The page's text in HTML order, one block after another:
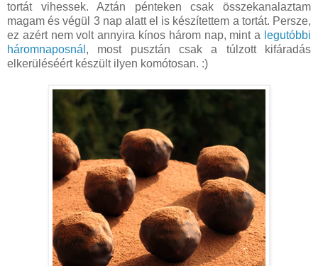
tortát vihessek. Aztán pénteken csak összekanalaztam
magam és végül 3 nap alatt el is készítettem a tortát. Persze,
ez azért nem volt annyira kínos három nap, mint a legutóbbi
háromnaposnál , most pusztán csak a túlzott kifáradás
elkerüléséért készült ilyen komótosan. :)